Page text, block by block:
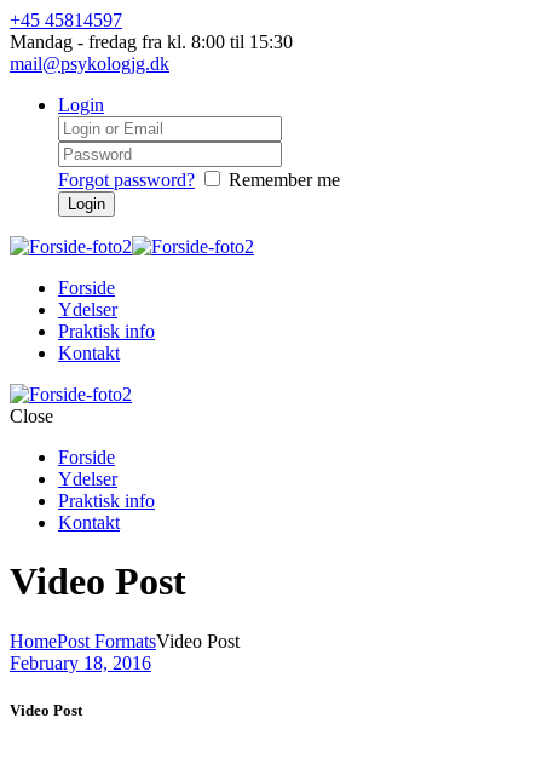
+45 45814597
Mandag - fredag fra kl. 8:00 til 15:30
mail@psykologjg.dk
Login
Forgot password? Remember me
Forside
Ydelser
Praktisk info
Kontakt
Close
Forside
Ydelser
Praktisk info
Kontakt
Video Post
HomePost FormatsVideo Post
February 18, 2016
Video Post